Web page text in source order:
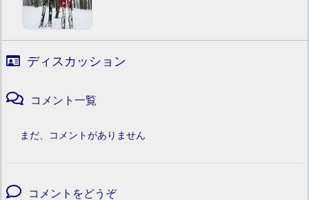
ディスカッション
コメント一覧
まだ、コメントがありません
コメントをどうぞ